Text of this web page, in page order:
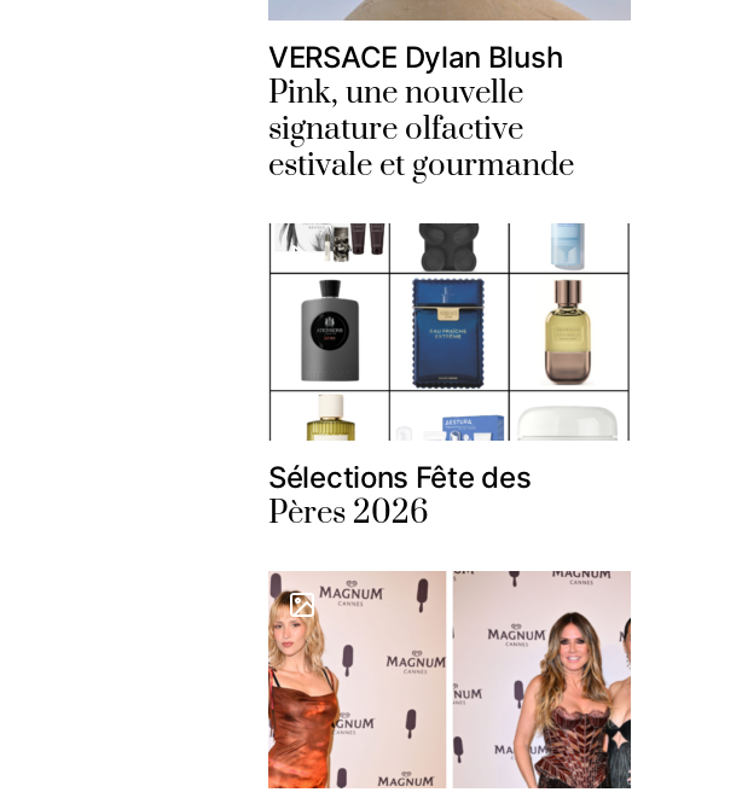
VERSACE Dylan Blush
Pink, une nouvelle
signature olfactive
estivale et gourmande
Sélections Fête des
Pères 2026